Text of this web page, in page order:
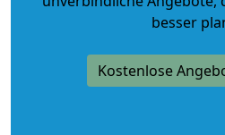
besser
Kostenlose